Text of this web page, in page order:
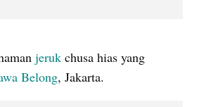
jeruk chusa hias yang
Belong, Jakarta.